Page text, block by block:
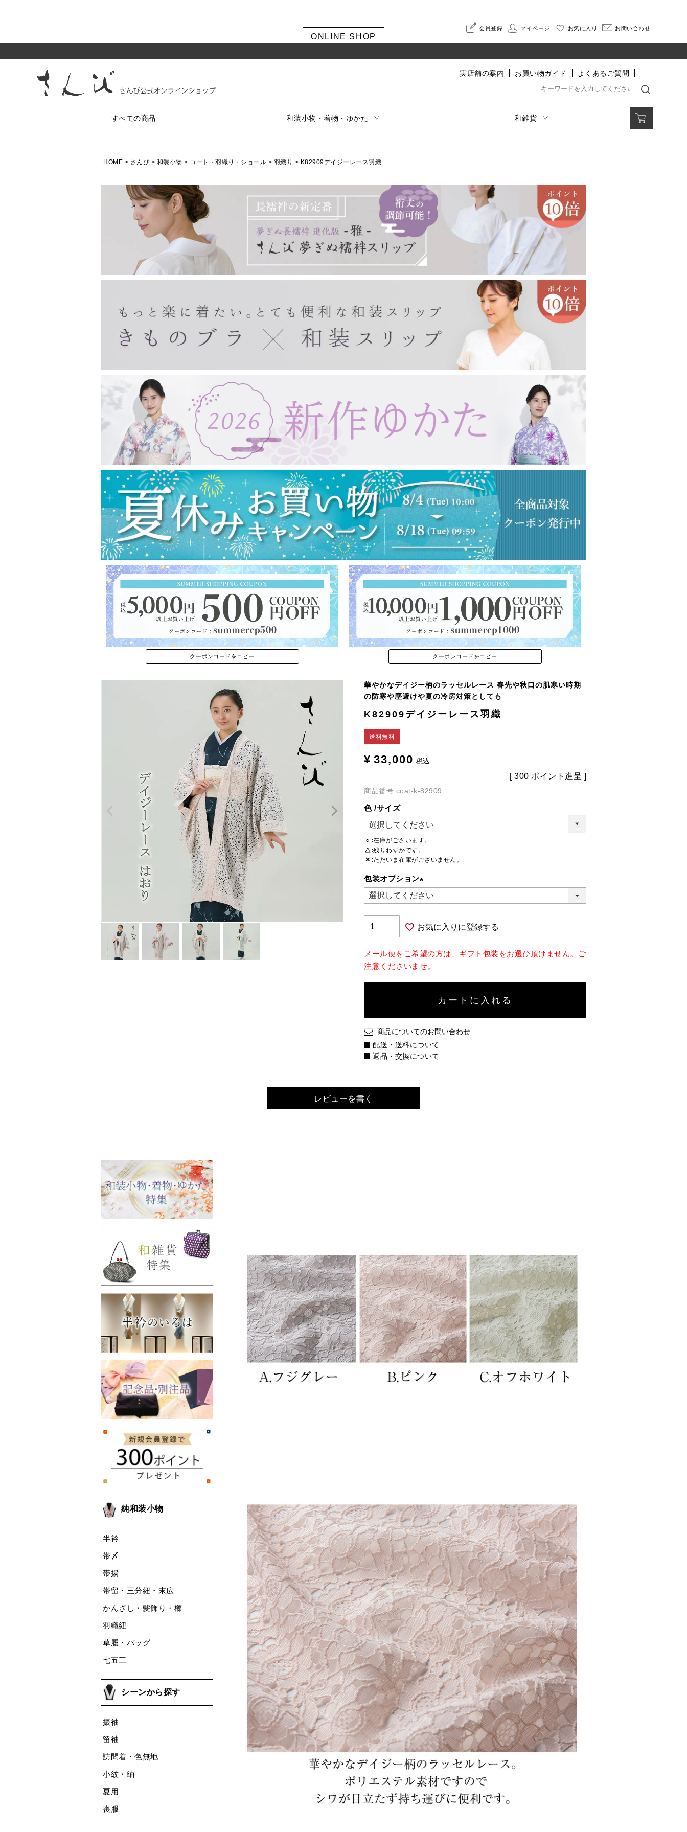
ONLINE SHOP
会員登録 マイページ お気に入り お問い合わせ
実店舗の案内 お買い物ガイド よくあるご質問
すべての商品 和装小物・着物・ゆかた
帯揚
帯留・三分紐・末広
かんざし・髪飾り・櫛
羽織紐
七五三
振袖 留袖 訪問着・色無地
小紋・紬
夏用
喪服
着付小物 肌着・インナー 足袋
寝巻
便利グッズ
長襦袢・き楽っく
長襦袢（夢ぎぬお仕立て付き）
き楽っく
きもの・ゆかた・帯
東レシルック(美來)
東レシルック(夏)
東レシルック(訪問着)
デニムきもの
袴
ゆかた ゆかた帯 ゆかた小物
コート・羽織り・ショール
コート 羽織り
薄コート・羽織
ショール・ストール
その他
収納・リビング 甚平・作務衣
袢纏
ホームウエア
男物
和雑貨
小銭入れ・丸型3.3寸
小銭入れ・丸型2.5寸
小銭入れ・角型2.5寸
小銭入れ・ミニ1.8寸
リング付ポーチ・5.5寸
眼鏡ケース
チョークポーチ
財布
がま口バッグ・ベルト
フクレ織のがま口
素材から選ぶ
サイズから選ぶ
シリーズから選ぶ
ふくさ
さんびオリジナル印伝 HISOCA
なごみ
長財布
二つ折り財布
小銭入れ・ポーチ
名刺入れ・カードケース
印鑑ケース
眼鏡ケース
キーホルダー・キーケース
その他アクセサリー
女性向け
浅草文庫
二つ折り財布
扇子・手拭い・ガーゼ
紙扇子 布扇子 婦人用扇子
紳士用扇子
タペストリー棒
ガーゼ製品
念珠・数珠
男性用 ブレスレット
マスク
お香・線香
HOME さんび 和装小物 コート・羽織り・ショール 羽織り K82909デイジーレース羽織
クーポンコードをコピー クーポンコードをコピー
華やかなデイジー柄のラッセルレース 春先や秋口の肌寒い時期
の防寒や塵避けや夏の冷房対策としても
K82909デイジーレース羽織
送料無料
¥ 33,000 税込
[ 300 ポイント進呈 ]
商品番号 coat-k-82909
色 サイズ
○ 在庫がございます。
△ 残りわずかです。
✕ ただいま在庫がございません。
包装オプション
(必
須)
お気に入りに登録する
メール便をご希望の方は、ギフト包装をお選び頂けません。ご
注意くださいませ。
カートに入れる
商品についてのお問い合わせ
配送・送料について
返品・交換について
レビューを書く
純和装小物
半衿
帯〆
帯揚
帯留・三分紐・末広
かんざし・髪飾り・櫛
羽織紐
草履・バッグ
七五三
シーンから探す
振袖
留袖
訪問着・色無地
小紋・紬
夏用
喪服